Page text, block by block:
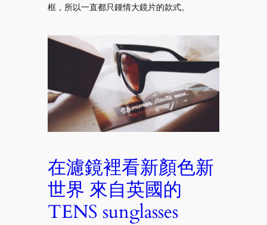
框，所以一直都只鍾情大鏡片的款式。
在濾鏡裡看新顏色新
世界 來自英國的
TENS sunglasses